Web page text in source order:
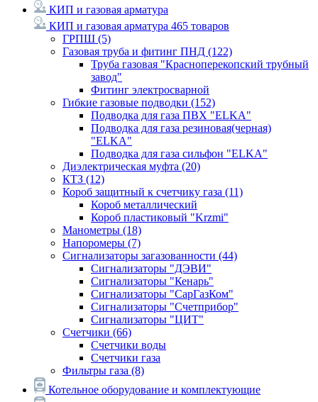
КИП и газовая арматура
КИП и газовая арматура 465 товаров
ГРПШ (5)
Газовая труба и фитинг ПНД (122)
Труба газовая "Красноперекопский трубный
завод"
Фитинг электросварной
Гибкие газовые подводки (152)
Подводка для газа ПВХ "ELKA"
Подводка для газа резиновая(черная)
"ELKA"
Подводка для газа сильфон "ELKA"
Диэлектрическая муфта (20)
КТЗ (12)
Короб защитный к счетчику газа (11)
Короб металлический
Короб пластиковый "Krzmi"
Манометры (18)
Напоромеры (7)
Сигнализаторы загазованности (44)
Сигнализаторы "ДЭВИ"
Сигнализаторы "Кенарь"
Сигнализаторы "СарГазКом"
Сигнализаторы "Счетприбор"
Сигнализаторы "ЦИТ"
Счетчики (66)
Счетчики воды
Счетчики газа
Фильтры газа (8)
Котельное оборудование и комплектующие